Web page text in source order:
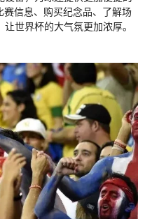
赛信息、购买纪念品、了解场
世界杯的大气氛更加浓厚。